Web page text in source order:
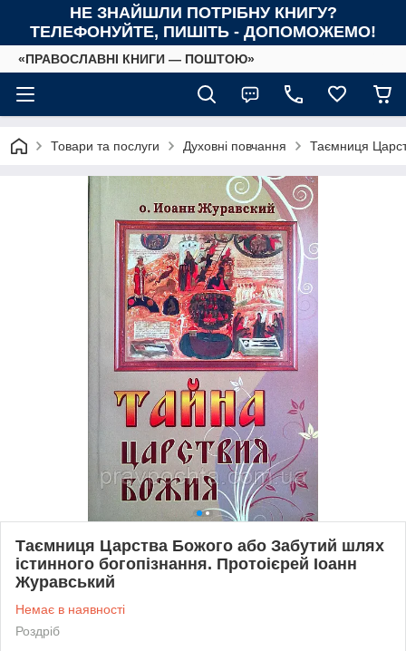
НЕ ЗНАЙШЛИ ПОТРІБНУ КНИГУ?
ТЕЛЕФОНУЙТЕ, ПИШІТЬ - ДОПОМОЖЕМО!
«ПРАВОСЛАВНІ КНИГИ — ПОШТОЮ»
Товари та послуги Духовні повчання Таємниця
Таємниця Царства Божого або Забутий шлях
істинного богопізнання. Протоієрей Іоанн
Журавський
Немає в наявності
Роздріб